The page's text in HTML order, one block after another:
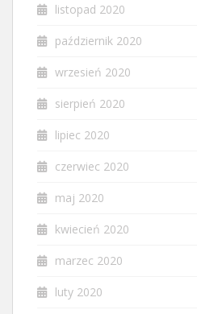
listopad 2020
październik 2020
wrzesień 2020
sierpień 2020
lipiec 2020
czerwiec 2020
maj 2020
kwiecień 2020
marzec 2020
luty 2020